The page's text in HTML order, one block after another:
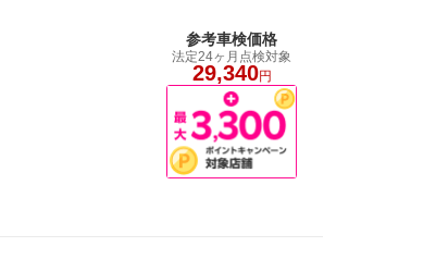
参考車検価格
法定24ヶ月点検対象
29,340円